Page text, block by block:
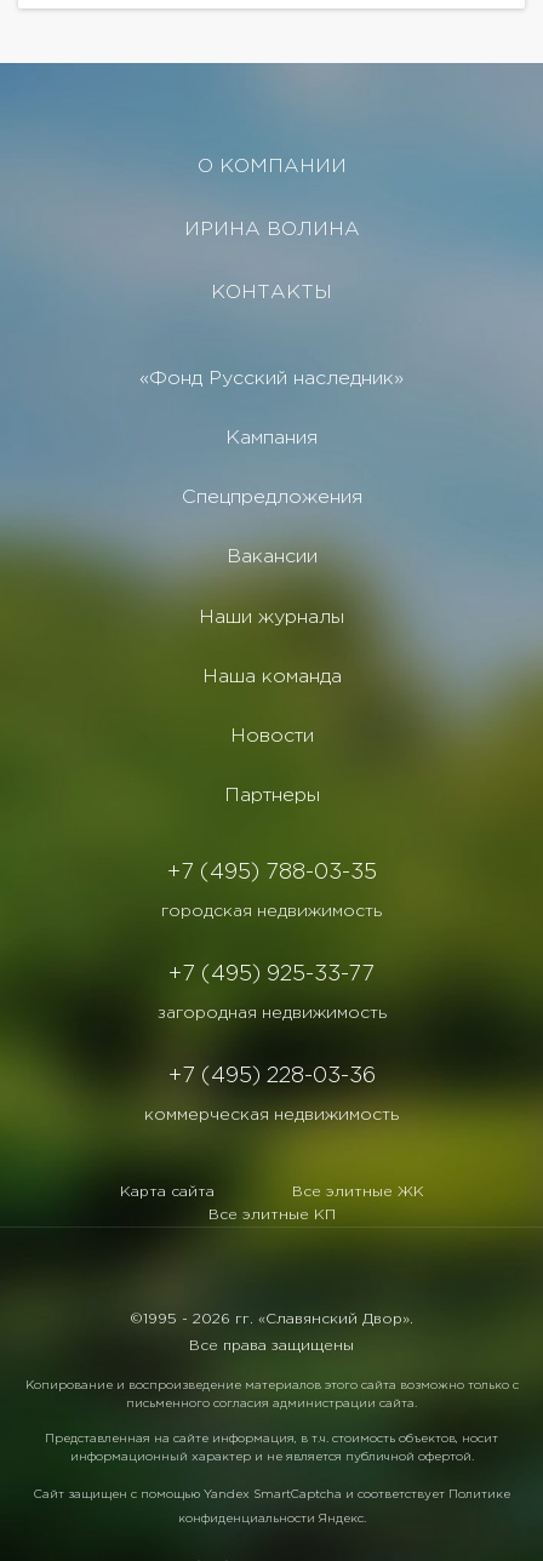
О КОМПАНИИ
ИРИНА ВОЛИНА
КОНТАКТЫ
«Фонд Русский наследник»
Кампания
Спецпредложения
Вакансии
Наши журналы
Наша команда
Новости
Партнеры
+7 (495) 788-03-35
городская недвижимость
+7 (495) 925-33-77
загородная недвижимость
+7 (495) 228-03-36
коммерческая недвижимость
Карта сайта
Все элитные ЖК
Все элитные КП
©1995 - 2026 гг. «Славянский Двор».
Все права защищены
Копирование и воспроизведение материалов этого сайта возможно только с
письменного согласия администрации сайта.
Представленная на сайте информация, в т.ч. стоимость объектов, носит
информационный характер и не является публичной офертой.
Сайт защищен с помощью Yandex SmartCaptcha и соответствует Политике
конфиденциальности Яндекс.